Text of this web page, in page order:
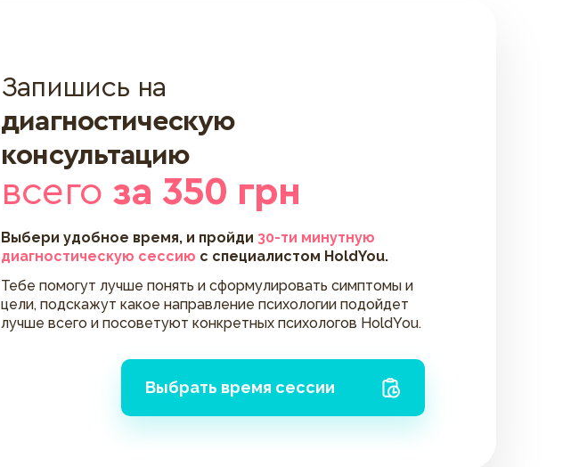
Запишись на
диагностическую
консультацию
всего за 350 грн
Выбери удобное время, и пройди 30-ти минутную
диагностическую сессию с специалистом HoldYou.
Тебе помогут лучше понять и сформулировать симптомы и
цели, подскажут какое направление психологии подойдет
лучше всего и посоветуют конкретных психологов HoldYou.
Выбрать время сессии